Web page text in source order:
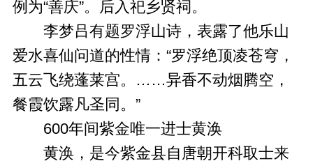
例为“善庆”。后入祀乡贤祠。
李梦吕有题罗浮山诗，表露了他乐山
爱水喜仙问道的性情：“罗浮绝顶凌苍穹，
五云飞绕蓬莱宫。……异香不动烟腾空，
餐霞饮露凡圣同。”
600年间紫金唯一进士黄涣
黄涣，是今紫金县自唐朝开科取士来